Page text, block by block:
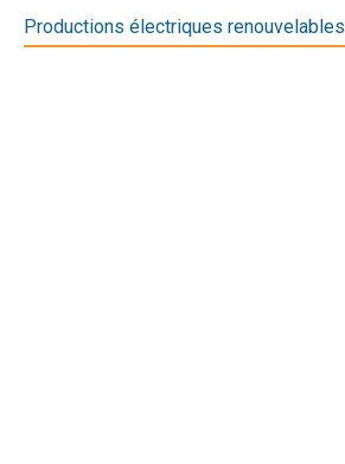
Productions électriques renouvelables